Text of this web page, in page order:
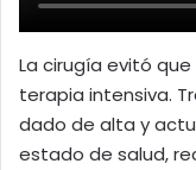
La cirugía evitó
terapia intensiva.
dado de alta y
estado de salud,